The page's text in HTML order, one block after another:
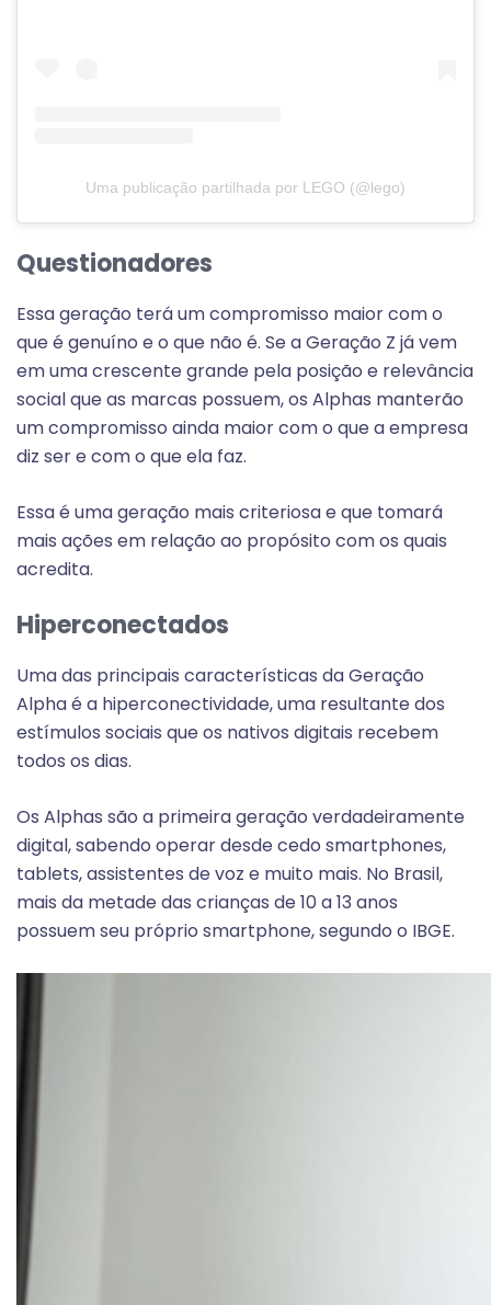
Uma publicação partilhada por LEGO (@lego)
Questionadores
Essa geração terá um compromisso maior com o
que é genuíno e o que não é. Se a Geração Z já vem
em uma crescente grande pela posição e relevância
social que as marcas possuem, os Alphas manterão
um compromisso ainda maior com o que a empresa
diz ser e com o que ela faz.
Essa é uma geração mais criteriosa e que tomará
mais ações em relação ao propósito com os quais
acredita.
Hiperconectados
Uma das principais características da Geração
Alpha é a hiperconectividade, uma resultante dos
estímulos sociais que os nativos digitais recebem
todos os dias.
Os Alphas são a primeira geração verdadeiramente
digital, sabendo operar desde cedo smartphones,
tablets, assistentes de voz e muito mais. No Brasil,
mais da metade das crianças de 10 a 13 anos
possuem seu próprio smartphone, segundo o IBGE.